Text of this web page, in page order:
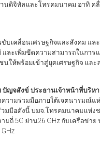
นดิจิทัลและโทรคมนาคม อาทิ ค
บเคลื่อนเศรษฐกิจและสังคม แ
และเพิ่มขีดความสามารถในการ
นให้พร้อมเข้าสู่ยุคเศรษฐกิจ แล
ญจสังข์ ประธานเจ้าหน้าที่บริหา
วามร่วมมือภายใต้เจตนารมณ์แ
มมือดังนี้ บมจ.โทรคมนาคมแห่ง
มถี่ 5G ย่าน26 GHz กับเครือข่